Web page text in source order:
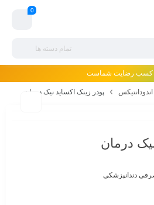
0
تمام دسته ها
کسب رضایت شماست
اندودانتیکس پودر زینک اکساید نیک درمان
درمان
دندانپزشکی